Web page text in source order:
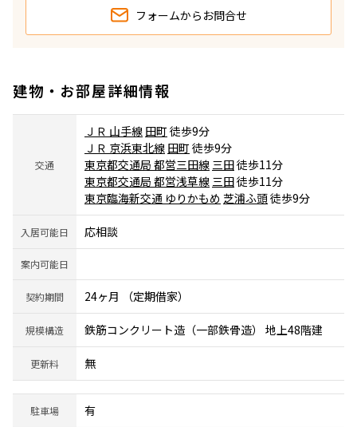
フォームから お問合せ
建物・お部屋詳細情報
交通
ＪＲ 山手線 田町 徒歩9分
ＪＲ 京浜東北線 田町 徒歩9分
東京都交通局 都営三田線三田徒歩11分
東京都交通局 都営浅草線三田徒歩11分
東京臨海新交通 ゆりかもめ 芝浦ふ頭徒歩9分
入居可能日 応相談
案内可能日
契約期間 24ヶ月 （定期借家）
規模構造 鉄筋コンクリート造（一部鉄骨造） 地上48階建
更新料 無
駐車場 有